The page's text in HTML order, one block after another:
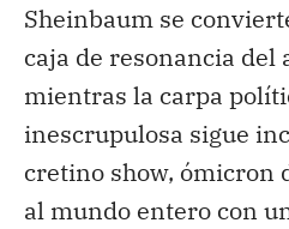
Sheinbaum se
caja de resonancia del
mientras la carpa
inescrupulosa sigue
cretino show, ómicron
al mundo entero con